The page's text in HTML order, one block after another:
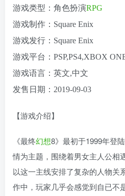
游戏类型：角色扮演RPG
游戏制作：Square Enix
游戏发行：Square Enix
游戏平台：PSP,PS4,XBOX
游戏语言：英文,中文
发售日期：2019-09-03
【游戏介绍】
《最终幻想8》最初于1999年登
情为主题，围绕着男女主人公相
以这一主线安排了复杂的人物关
作中，玩家几乎会感觉到自已不